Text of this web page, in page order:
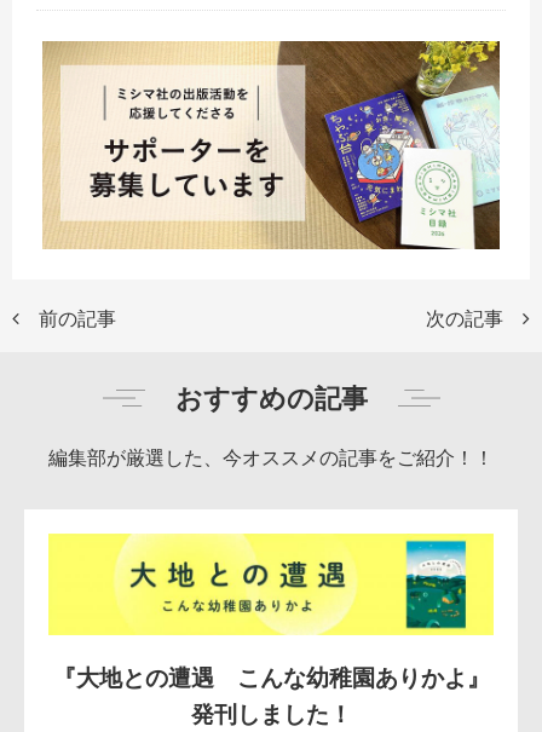
前の記事 次の記事
おすすめの記事
編集部が厳選した、今オススメの記事をご紹介！！
『大地との遭遇 こんな幼稚園ありかよ』
発刊しました！